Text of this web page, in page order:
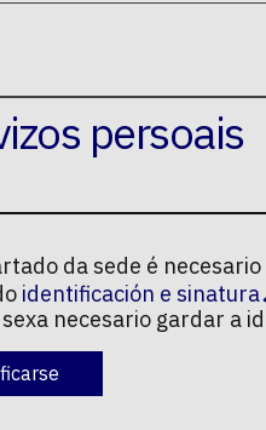
persoais
da sede é necesario
identificación e sinatura
necesario gardar a